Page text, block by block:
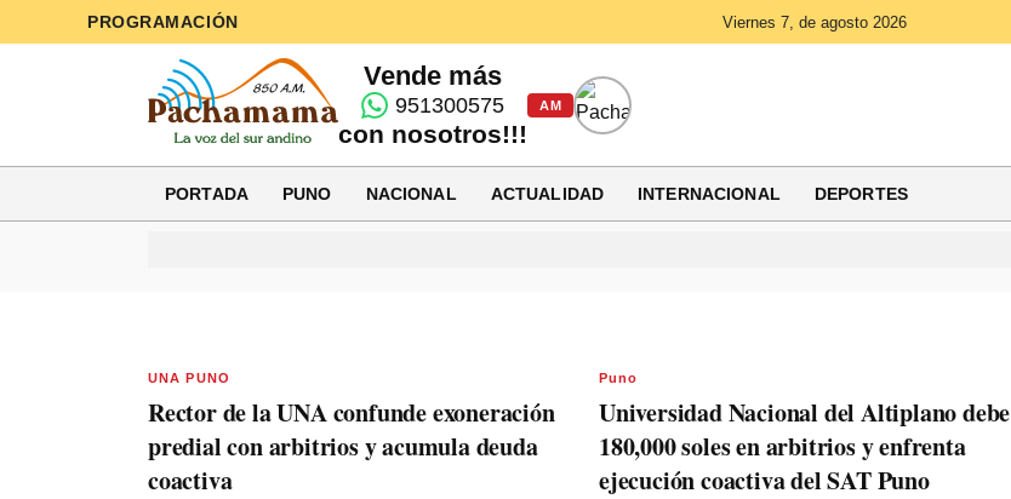
PROGRAMACIÓN Viernes 7, de agosto 2026
Vende más
951300575
con nosotros!!!
AM
PORTADA PUNO NACIONAL ACTUALIDAD INTERNACIONAL DEPORTES
UNA PUNO
Rector de la UNA confunde exoneración
predial con arbitrios y acumula deuda
coactiva
Puno
Universidad Nacional del Altiplano debe
180,000 soles en arbitrios y enfrenta
ejecución coactiva del SAT Puno